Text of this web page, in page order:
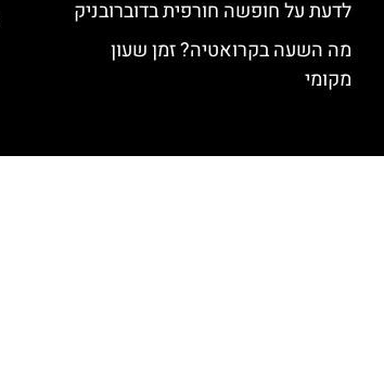
לדעת על חופשה חורפית בדוברובניק
מה השעה בקרואטיה? זמן שעון
מקומי